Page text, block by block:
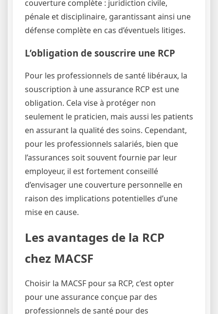
couverture complète : juridiction civile,
pénale et disciplinaire, garantissant ainsi une
défense complète en cas d’éventuels litiges.
L’obligation de souscrire une RCP
Pour les professionnels de santé libéraux, la
souscription à une assurance RCP est une
obligation. Cela vise à protéger non
seulement le praticien, mais aussi les patients
en assurant la qualité des soins. Cependant,
pour les professionnels salariés, bien que
l’assurances soit souvent fournie par leur
employeur, il est fortement conseillé
d’envisager une couverture personnelle en
raison des implications potentielles d’une
mise en cause.
Les avantages de la RCP
chez MACSF
Choisir la MACSF pour sa RCP, c’est opter
pour une assurance conçue par des
professionnels de santé pour des